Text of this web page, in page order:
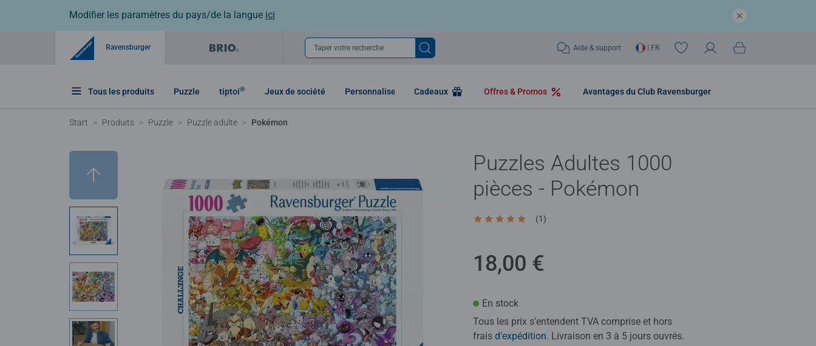
Modifier les paramètres du pays/de la langue ici
Ravensburger Taper votre recherche Aide & support | FR
Tous les produits Puzzle tiptoi® Jeux de société Personnaliser Cadeaux Offres & Promos Avantages du Club Ravensburger
Start Produits Puzzle Puzzle adulte Pokémon
Puzzles Adultes 1000
pièces - Pokémon
Average rating 5,0 out of 5 stars.
(1)
18,00 €
En stock
Tous les prix s'entendent TVA comprise et hors
frais d'expédition. Livraison en 3 à 5 jours ouvrés.